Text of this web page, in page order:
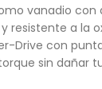
vanadio con
resistente a la
Drive con
sin dañar